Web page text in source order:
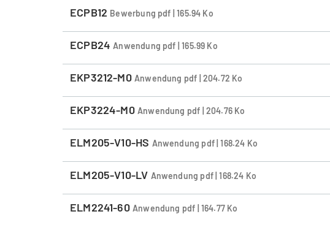
ECPB12 Bewerbung pdf | 165.94 Ko
ECPB24Anwendung pdf | 165.99 Ko
EKP3212-M0 Anwendung pdf | 204.72 Ko
EKP3224-M0 Anwendung pdf | 204.76 Ko
ELM205-V10-HS Anwendung pdf | 168.24 Ko
ELM205-V10-LV Anwendung pdf | 168.24 Ko
ELM2241-60 Anwendung pdf | 164.77 Ko